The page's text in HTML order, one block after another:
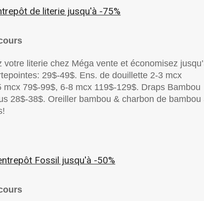
de literie jusqu'à -75%
votre literie chez Méga vente et économisez
29$-49$. Ens. de douillette 2-3 mcx
mcx 79$-99$, 6-8 mcx 119$-129$. Draps Bambou
28$-38$. Oreiller bambou & charbon de bambou
Fossil jusqu'à -50%